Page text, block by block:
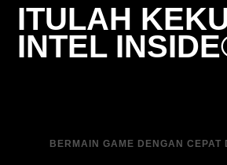
ITULAH
INTEL
BERMAIN GAME DENGAN CEPAT